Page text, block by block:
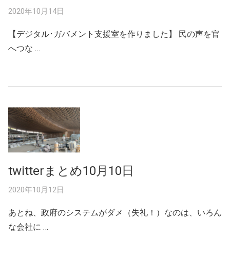
2020年10月14日
【デジタル･ガバメント支援室を作りました】 民の声を官
へつな …
twitterまとめ10月10日
2020年10月12日
あとね、政府のシステムがダメ（失礼！）なのは、いろん
な会社に …